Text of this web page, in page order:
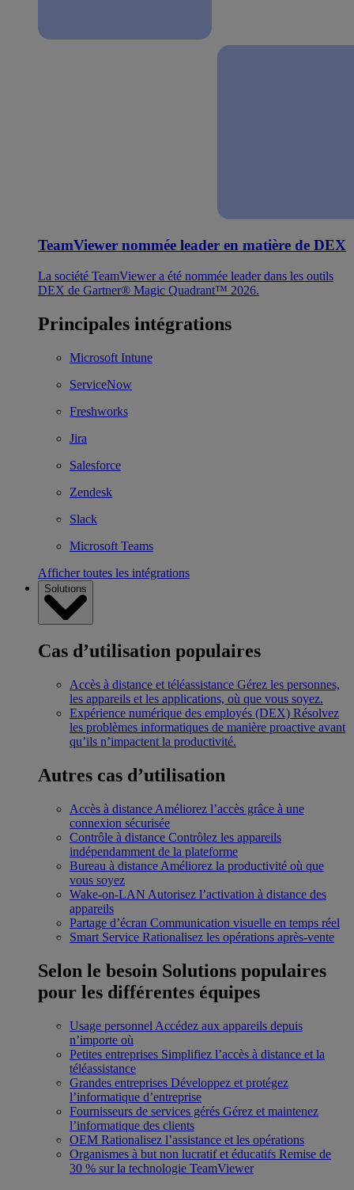
TeamViewer nommée leader en matière de DEX
La société TeamViewer a été nommée leader dans les outils
DEX de Gartner® Magic Quadrant™ 2026.
Principales intégrations
Microsoft Intune
ServiceNow
Freshworks
Jira
Salesforce
Zendesk
Slack
Microsoft Teams
Afficher toutes les intégrations
Solutions
Cas d’utilisation populaires
Accès à distance et téléassistance Gérez les personnes,
les appareils et les applications, où que vous soyez.
Expérience numérique des employés (DEX) Résolvez
les problèmes informatiques de manière proactive avant
qu’ils n’impactent la productivité.
Autres cas d’utilisation
Accès à distance Améliorez l’accès grâce à une
connexion sécurisée
Contrôle à distance Contrôlez les appareils
indépendamment de la plateforme
Bureau à distance Améliorez la productivité où que
vous soyez
Wake-on-LAN Autorisez l’activation à distance des
appareils
Partage d’écran Communication visuelle en temps réel
Smart Service Rationalisez les opérations après-vente
Selon le besoin Solutions populaires
pour les différentes équipes
Usage personnel Accédez aux appareils depuis
n’importe où
Petites entreprises Simplifiez l’accès à distance et la
téléassistance
Grandes entreprises Développez et protégez
l’informatique d’entreprise
Fournisseurs de services gérés Gérez et maintenez
l’informatique des clients
OEM Rationalisez l’assistance et les opérations
Organismes à but non lucratif et éducatifs Remise de
30 % sur la technologie TeamViewer